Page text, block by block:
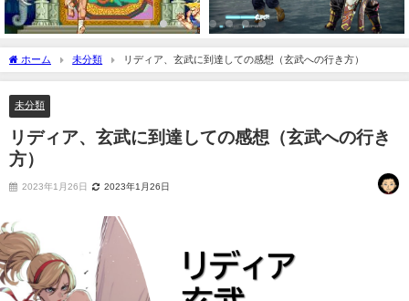
ホーム 未分類 リディア、玄武に到達しての感想（玄武への行き方）
未分類
リディア、玄武に到達しての感想（玄武への行き
方）
2023年1月26日 2023年1月26日